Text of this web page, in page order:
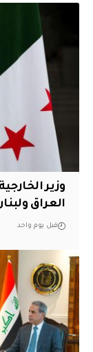
وزير
العراق
قبل يوم واحد